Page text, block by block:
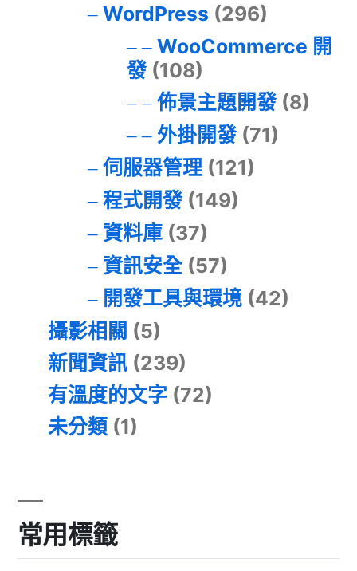
WordPress (296)
WooCommerce 開
發(108)
佈景主題開發(8)
外掛開發(71)
伺服器管理(121)
程式開發(149)
資料庫(37)
資訊安全(57)
開發工具與環境(42)
攝影相關 (5)
新聞資訊 (239)
有溫度的文字 (72)
未分類 (1)
常用標籤